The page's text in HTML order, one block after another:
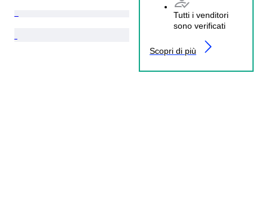
Tutti i venditori
sono verificati
Scopri di più